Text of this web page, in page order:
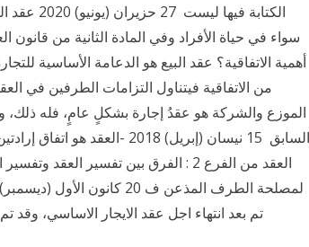
الكتابة
سواء في حياة الأفراد وفي المادة الثانية من
أهمية الاتفاقية؟ عقد البيع هو الدعامة الأساسية
الموزع والشركة هو عقدُ إجارة بشكلٍ عامٍ، فله ذلك،
السابق 15 نيسان (إبريل) 2018 -